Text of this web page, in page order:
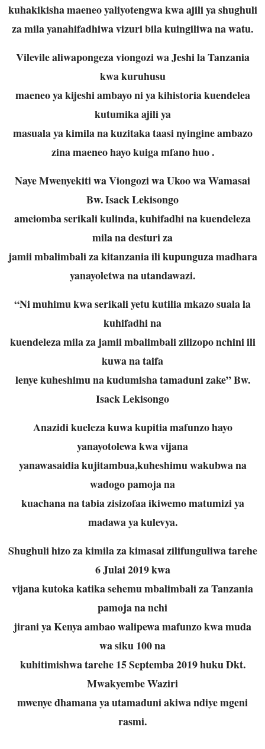
kuhakikisha maeneo yaliyotengwa kwa ajili ya shughuli
za mila yanahifadhiwa vizuri bila kuingiliwa na watu.
Vilevile aliwapongeza viongozi wa Jeshi la Tanzania
kwa kuruhusu
maeneo ya kijeshi ambayo ni ya kihistoria kuendelea
kutumika ajili ya
masuala ya kimila na kuzitaka taasi nyingine ambazo
zina maeneo hayo kuiga mfano huo .
Naye Mwenyekiti wa Viongozi wa Ukoo wa Wamasai
Bw. Isack Lekisongo
ameiomba serikali kulinda, kuhifadhi na kuendeleza
mila na desturi za
jamii mbalimbali za kitanzania ili kupunguza madhara
yanayoletwa na utandawazi.
“Ni muhimu kwa serikali yetu kutilia mkazo suala la
kuhifadhi na
kuendeleza mila za jamii mbalimbali zilizopo nchini ili
kuwa na taifa
lenye kuheshimu na kudumisha tamaduni zake” Bw.
Isack Lekisongo
Anazidi kueleza kuwa kupitia mafunzo hayo
yanayotolewa kwa vijana
yanawasaidia kujitambua,kuheshimu wakubwa na
wadogo pamoja na
kuachana na tabia zisizofaa ikiwemo matumizi ya
madawa ya kulevya.
Shughuli hizo za kimila za kimasai zilifunguliwa tarehe
6 Julai 2019 kwa
vijana kutoka katika sehemu mbalimbali za Tanzania
pamoja na nchi
jirani ya Kenya ambao walipewa mafunzo kwa muda
wa siku 100 na
kuhitimishwa tarehe 15 Septemba 2019 huku Dkt.
Mwakyembe Waziri
mwenye dhamana ya utamaduni akiwa ndiye mgeni
rasmi.